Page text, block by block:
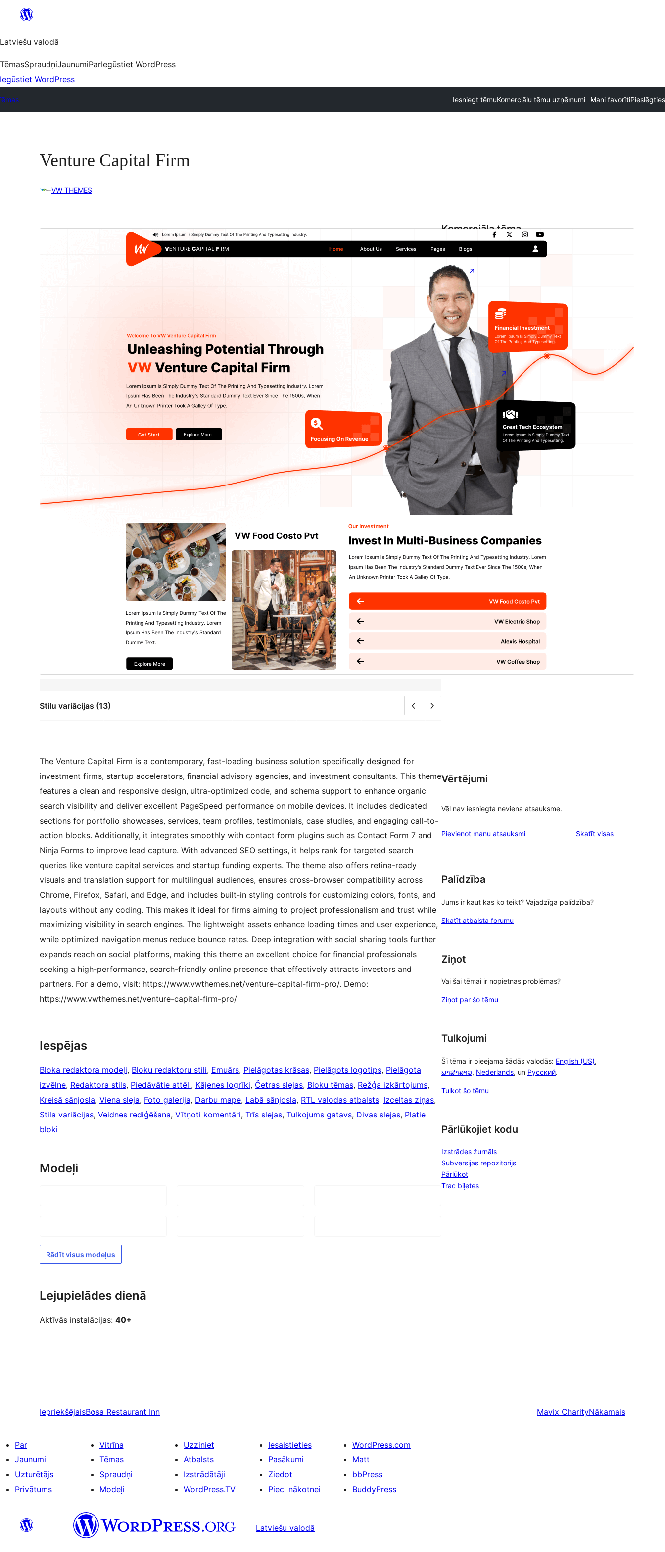
saturu
Latviešu valodā
TēmasSpraudņiJaunumiParIegūstiet WordPress
Iegūstiet WordPress
Iesniegt tēmuKomerciālu tēmu uzņēmumi Mani favorītiPieslēgties
Venture Capital Firm
VW THEMES
Stilu variācijas (13)
Komerciāla tēma
Šī tēma ir bezmaksas, taču piedāvā maksas
jauninājumus, papildinājumus vai atbalstu.
atbalstu
Pārskati
Versija
Pēdējoreiz atjaunināts
1 augusts, 2026
Aktīvas instalācijas
WordPress versija
PHP versija
5.6
Tēmas sākumlapa
The Venture Capital Firm is a contemporary, fast-loading business solution specifically designed for
investment firms, startup accelerators, financial advisory agencies, and investment consultants. This theme
features a clean and responsive design, ultra-optimized code, and schema support to enhance organic
search visibility and deliver excellent PageSpeed performance on mobile devices. It includes dedicated
sections for portfolio showcases, services, team profiles, testimonials, case studies, and engaging call-to-
action blocks. Additionally, it integrates smoothly with contact form plugins such as Contact Form 7 and
Ninja Forms to improve lead capture. With advanced SEO settings, it helps rank for targeted search
queries like venture capital services and startup funding experts. The theme also offers retina-ready
visuals and translation support for multilingual audiences, ensures cross-browser compatibility across
Chrome, Firefox, Safari, and Edge, and includes built-in styling controls for customizing colors, fonts, and
layouts without any coding. This makes it ideal for firms aiming to project professionalism and trust while
maximizing visibility in search engines. The lightweight assets enhance loading times and user experience,
while optimized navigation menus reduce bounce rates. Deep integration with social sharing tools further
expands reach on social platforms, making this theme an excellent choice for financial professionals
seeking a high-performance, search-friendly online presence that effectively attracts investors and
partners. For a demo, visit: https://www.vwthemes.net/venture-capital-firm-pro/. Demo:
https://www.vwthemes.net/venture-capital-firm-pro/
Iespējas
Bloka redaktora modeļi, Bloku redaktoru stili, Emuārs, Pielāgotas krāsas, Pielāgots logotips, Pielāgota
izvēlne, Redaktora stils, Piedāvātie attēli, Kājenes logrīki, Četras slejas, Bloku tēmas, Režģa izkārtojums
Kreisā sānjosla, Viena sleja, Foto galerija, Darbu mape, Labā sānjosla, RTL valodas atbalsts, Izceltas ziņas
Stila variācijas, Veidnes rediģēšana, Vītņoti komentāri, Trīs slejas, Tulkojums gatavs, Divas slejas, Platie
bloki
Modeļi
Rādīt visus modeļus
Lejupielādes dienā
Aktīvās instalācijas: 40+
Vērtējumi
Vēl nav iesniegta neviena atsauksme.
Pievienot manu atsauksmi Skatīt visasatsauksmes
Palīdzība
Jums ir kaut kas ko teikt? Vajadzīga palīdzība?
Skatīt atbalsta forumu
Ziņot
Vai šai tēmai ir nopietnas problēmas?
Ziņot par šo tēmu
Tulkojumi
Šī tēma ir pieejama šādās valodās: English (US),
ພາສາລາວ, Nederlands, un Русский.
Tulkot šo tēmu
Pārlūkojiet kodu
Izstrādes žurnāls
Subversijas repozitorijs
Pārlūkot
Trac biļetes
IepriekšējaisBosa Restaurant Inn Nākamais
Mavix Charity
Par
Jaunumi
Uzturētājs
Privātums
Vitrīna
Tēmas
Spraudņi
Modeļi
Uzziniet
Atbalsts
Izstrādātāji
WordPress.TV
Iesaistieties
Pasākumi
Ziedot
Pieci nākotnei
WordPress.com
Matt
bbPress
BuddyPress
Latviešu valodā